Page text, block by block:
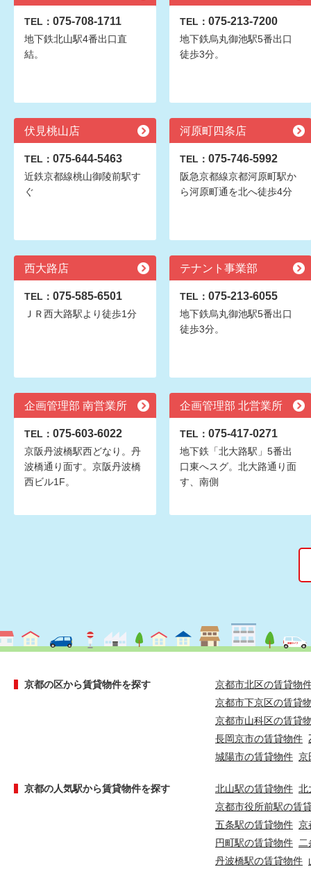
TEL： 075-708-1711
地下鉄北山駅4番出口直
結。
TEL： 075-213-7200
地下鉄烏丸御池駅5番出口
徒歩3分。
伏見桃山店
TEL： 075-644-5463
近鉄京都線桃山御陵前駅す
ぐ
河原町四条店
TEL： 075-746-5992
阪急京都線京都河原町駅か
ら河原町通を北へ徒歩4分
西大路店
TEL： 075-585-6501
ＪＲ西大路駅より徒歩1分
テナント事業部
TEL： 075-213-6055
地下鉄烏丸御池駅5番出口
徒歩3分。
企画管理部 南営業所
TEL： 075-603-6022
京阪丹波橋駅西どなり。丹
波橋通り面す。京阪丹波橋
西ビル1F。
企画管理部 北営業所
TEL： 075-417-0271
地下鉄「北大路駅」5番出
口東へスグ。北大路通り面
す、南側
京都の区から賃貸物件を探す
京都市北区の賃貸物
京都市下京区の賃貸
京都市山科区の賃貸
長岡京市の賃貸物件
城陽市の賃貸物件 京
京都の人気駅から賃貸物件を探す 北山駅の賃貸物件 北
京都市役所前駅の賃
五条駅の賃貸物件 京
円町駅の賃貸物件
丹波橋駅の賃貸物件